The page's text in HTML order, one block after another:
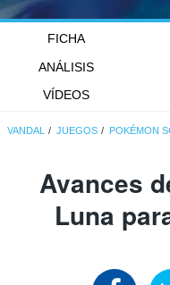
FICHA
ANÁLISIS
VÍDEOS
VANDAL JUEGOS POKÉMON
Avances
Luna